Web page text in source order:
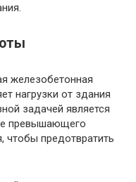
железобетонная
нагрузки от здания
задачей является
превышающего
чтобы предотвратить